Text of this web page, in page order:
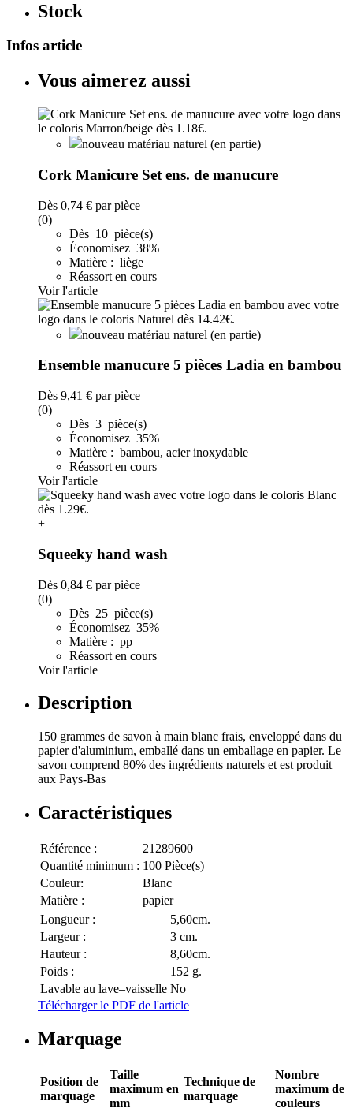
Stock
Infos article
Vous aimerez aussi
nouveau matériau naturel (en partie)
Cork Manicure Set ens. de manucure
Dès 0,74 € par pièce
(0)
Dès 10 pièce(s)
Économisez 38%
Matière : liège
Réassort en cours
Voir l'article
nouveau matériau naturel (en partie)
Ensemble manucure 5 pièces Ladia en bambou
Dès 9,41 € par pièce
(0)
Dès 3 pièce(s)
Économisez 35%
Matière : bambou, acier inoxydable
Réassort en cours
Voir l'article
+
Squeeky hand wash
Dès 0,84 € par pièce
(0)
Dès 25 pièce(s)
Économisez 35%
Matière : pp
Réassort en cours
Voir l'article
Description
150 grammes de savon à main blanc frais, enveloppé dans du
papier d'aluminium, emballé dans un emballage en papier. Le
savon comprend 80% des ingrédients naturels et est produit
aux Pays-Bas
Caractéristiques
Référence :
21289600
Quantité minimum : 100 Pièce(s)
Couleur:
Blanc
Matière :
papier
Longueur :
5,60cm.
Largeur :
3 cm.
Hauteur :
8,60cm.
Poids :
152 g.
Lavable au lave–vaisselle No
Télécharger le PDF de l'article
Marquage
Position de
marquage
Taille
maximum en
mm
Technique de
marquage
Nombre
maximum de
couleurs